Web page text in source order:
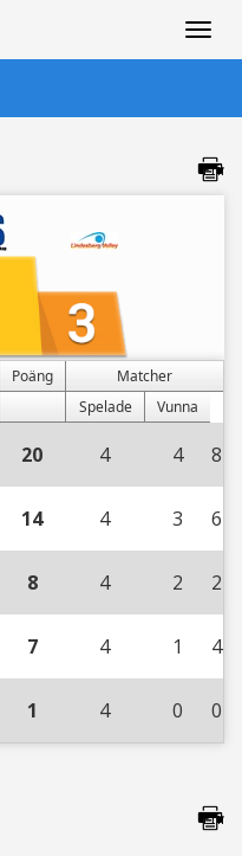
Poäng
Matcher
Spelade
Vunna
20 4 4 8
14 4 3 6
8 4 2 2
7 4 1 4
1 4 0 0